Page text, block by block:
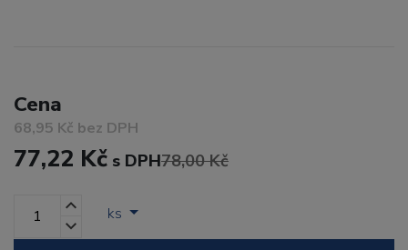
Cena
68,95 Kč bez DPH
77,22 Kč s DPH78,00 Kč
ks